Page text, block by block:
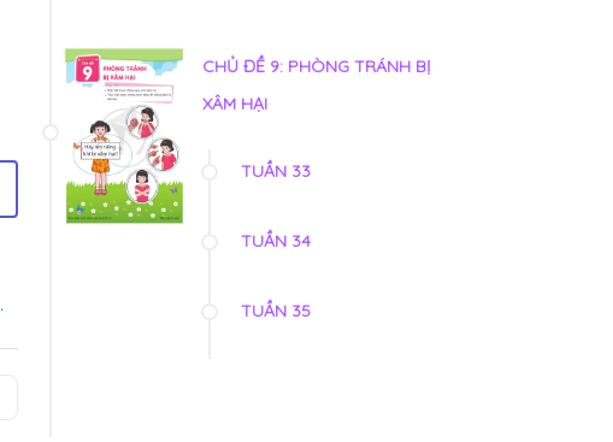
.
CHỦ ĐỀ 9: PHÒNG TRÁNH BỊ
XÂM HẠI
TUẦN 33
TUẦN 34
TUẦN 35